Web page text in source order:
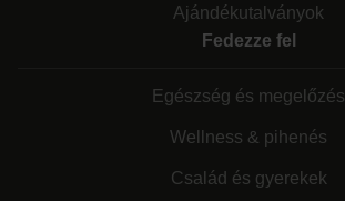
Ajándékutalványok
Fedezze fel
Egészség és megelőzés
Wellness & pihenés
Család és gyerekek